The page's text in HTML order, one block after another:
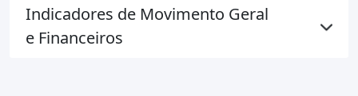
Indicadores de Movimento Geral
e Financeiros